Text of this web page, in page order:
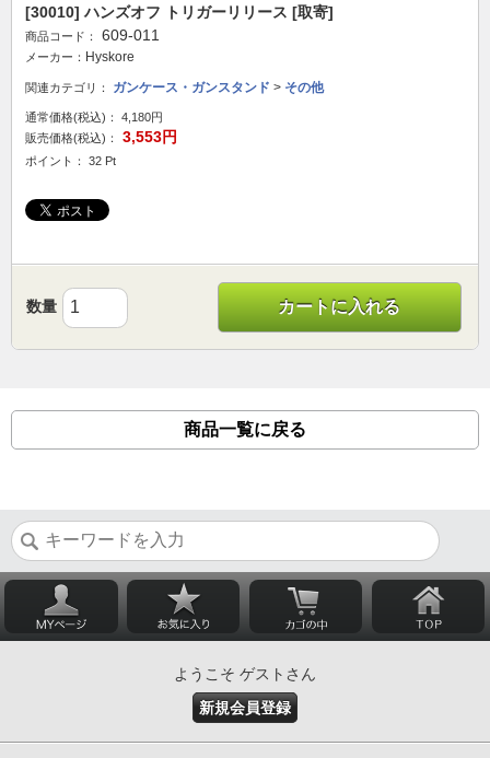
[30010] ハンズオフ トリガーリリース [取寄]
商品コード： 609-011
メーカー： Hyskore
関連カテゴリ： ガンケース・ガンスタンド > その他
通常価格(税込)：
4,180円
販売価格(税込)：
3,553円
ポイント： 32 Pt
数量 カートに入れる
商品一覧に戻る
ようこそ ゲストさん
新規会員登録